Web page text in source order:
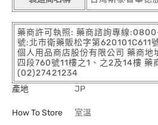
藥商許可執照: 藥商諮詢專線
號:北市衛藥販松字第620101C611
個人用品商店股份有限公司 藥商地
四段760號11樓之1、之2及14樓 藥
(02)27421234
產地
JP
How To Store 室溫